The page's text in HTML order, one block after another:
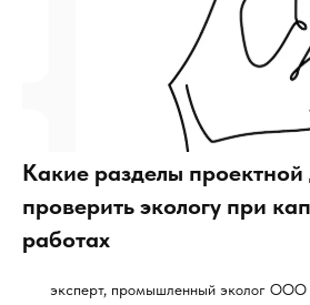
Какие разделы
проверить экологу при
работах
эксперт, промышленный эколог ООО